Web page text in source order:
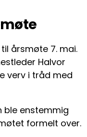
årsmøte 7. mai.
Halvor
verv i tråd med
ble enstemmig
formelt over.